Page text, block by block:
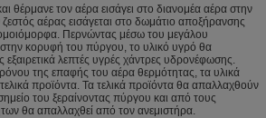
θέρμανε τον αέρα εισάγει στο διανομέα αέρα στην
αέρας εισάγεται στο δωμάτιο αποξήρανσης
Περνώντας μέσω του μεγάλου
κορυφή του πύργου, το υλικό υγρό θα
εξαιρετικά λεπτές υγρές χάντρες υδρονέφωσης.
της επαφής του αέρα θερμότητας, τα υλικά
προϊόντα. Τα τελικά προϊόντα θα απαλλαχθούν
του ξεραίνοντας πύργου και από τους
θα απαλλαχθεί από τον ανεμιστήρα.